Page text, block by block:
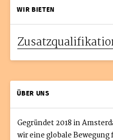
WIR BIETEN
ÜBER UNS
Gegründet 2018 in
wir eine globale